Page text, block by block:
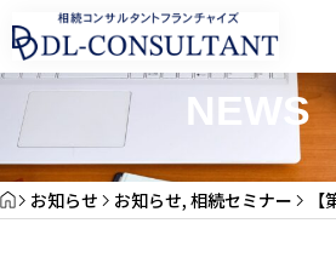
お知らせ
NEWS
お知らせ お知らせ, 相続セミナー